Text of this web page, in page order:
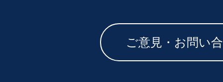
ご意見・お問い